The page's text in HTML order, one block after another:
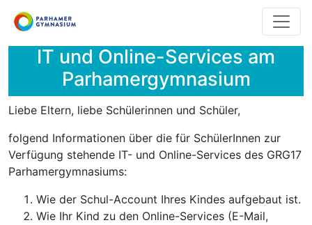
Direkt
zum
IT und Online-Services am
Parhamergymnasium
Liebe Eltern, liebe Schülerinnen und Schüler,
folgend Informationen über die für SchülerInnen zur
Verfügung stehende IT- und Online-Services des GRG17
Parhamergymnasiums:
Wie der Schul-Account Ihres Kindes aufgebaut ist.
Wie Ihr Kind zu den Online-Services (E-Mail,